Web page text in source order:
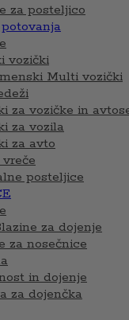
za posteljico
vozički
Multi vozički
za vozičke in
za vozila
za avto
posteljice
za dojenje
za nosečnice
in dojenje
za dojenčka